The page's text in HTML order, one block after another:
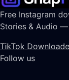
Free Instagram
Stories & Audio
TikTok
Follow us